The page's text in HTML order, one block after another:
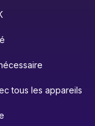
tous les appareils